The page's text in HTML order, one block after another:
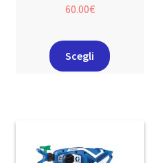
60.00€
Scegli